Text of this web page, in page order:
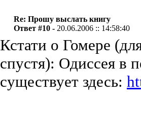
Re: Прошу выслать книгу
Ответ #10 - 20.06.2006 :: 14:58:40
Кстати о Гомере
спустя): Одиссея в
существует здесь: